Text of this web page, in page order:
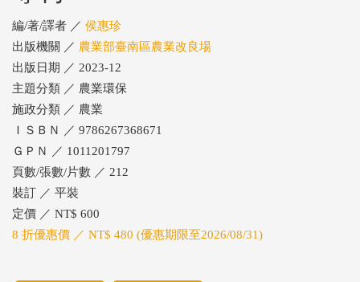
編/著/譯者 ／ 侯惠珍
出版機關 ／ 農業部臺南區農業改良場
出版日期 ／ 2023-12
主題分類 ／ 農業環保
施政分類 ／ 農業
ＩＳＢＮ ／ 9786267368671
ＧＰＮ ／ 1011201797
頁數/張數/片數 ／ 212
裝訂 ／ 平裝
定價 ／ NT$ 600
8 折優惠價 ／ NT$ 480 (優惠期限至2026/08/31)